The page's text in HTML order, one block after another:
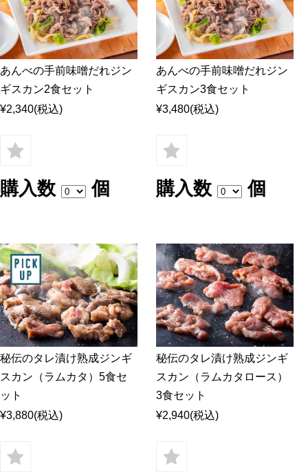
あんべの手前味噌だれジン
ギスカン2食セット
¥2,340(税込)
購入数 個
あんべの手前味噌だれジン
ギスカン3食セット
¥3,480(税込)
購入数 個
秘伝のタレ漬け熟成ジンギ
スカン（ラムカタ）5食セ
ット
¥3,880(税込)
秘伝のタレ漬け熟成ジンギ
スカン（ラムカタロース）
3食セット
¥2,940(税込)